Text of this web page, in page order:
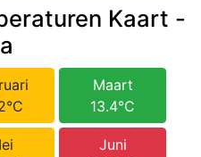
Kaart -
Maart
13.4°C
Juni